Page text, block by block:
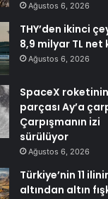
Ağustos 6, 2026
THY’den ikinci
8,9 milyar TL net
Ağustos 6, 2026
SpaceX roketinin
parçası Ay’a
Çarpışmanın izi
sürülüyor
Ağustos 6, 2026
Türkiye’nin 11
altından altın